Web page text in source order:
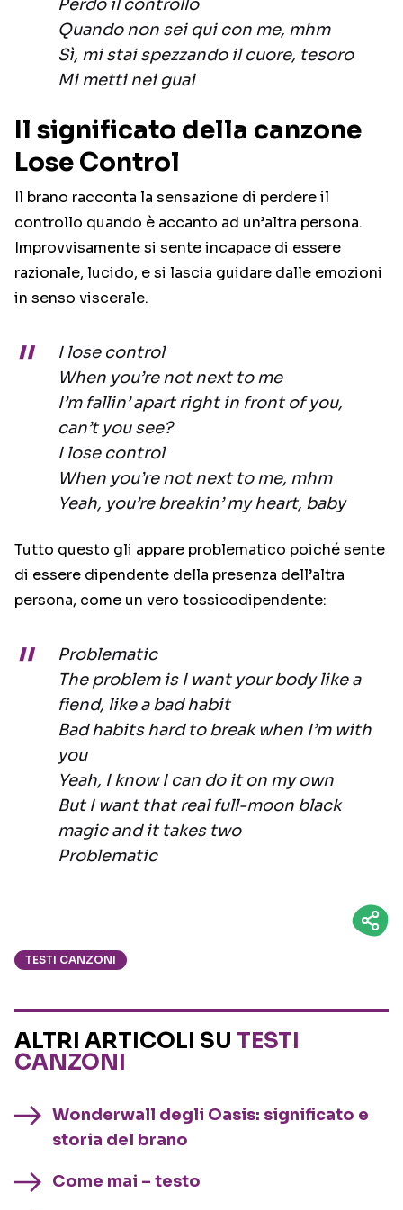
Perdo il controllo
Quando non sei qui con me, mhm
Sì, mi stai spezzando il cuore, tesoro
Mi metti nei guai
Il significato della canzone
Lose Control
Il brano racconta la sensazione di perdere il
controllo quando è accanto ad un’altra persona.
Improvvisamente si sente incapace di essere
razionale, lucido, e si lascia guidare dalle emozioni
in senso viscerale.
I lose control
When you’re not next to me
I’m fallin’ apart right in front of you,
can’t you see?
I lose control
When you’re not next to me, mhm
Yeah, you’re breakin’ my heart, baby
Tutto questo gli appare problematico poiché sente
di essere dipendente della presenza dell’altra
persona, come un vero tossicodipendente:
Problematic
The problem is I want your body like a
fiend, like a bad habit
Bad habits hard to break when I’m with
you
Yeah, I know I can do it on my own
But I want that real full-moon black
magic and it takes two
Problematic
TESTI CANZONI
ALTRI ARTICOLI SU TESTI
CANZONI
Wonderwall degli Oasis: significato e
storia del brano
Come mai – testo